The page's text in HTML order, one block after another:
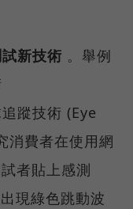
新技術 。舉例
蹤技術 (Eye
費者在使用網
者貼上感測
現綠色跳動波